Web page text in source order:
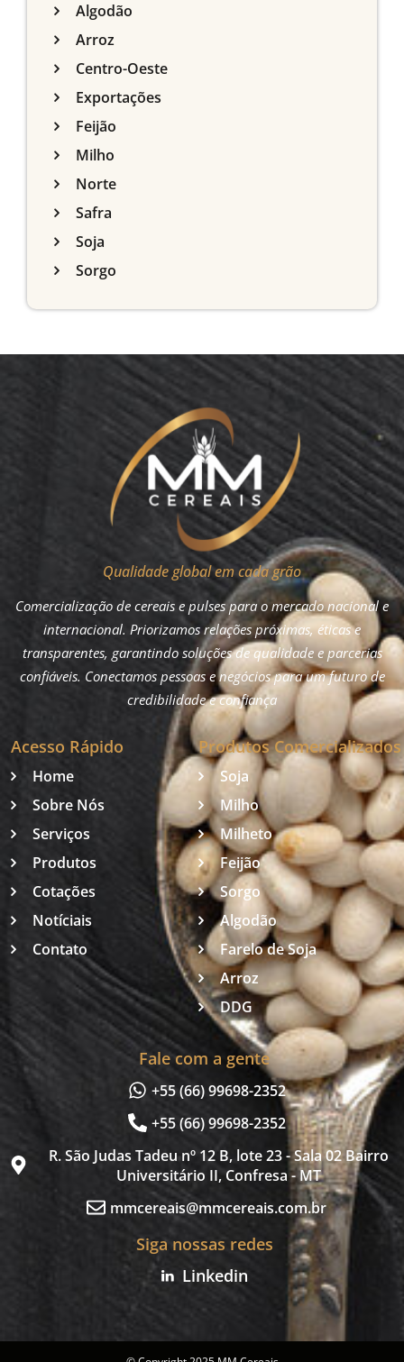
Algodão
Arroz
Centro-Oeste
Exportações
Feijão
Milho
Norte
Safra
Soja
Sorgo
Qualidade global em cada grão
Comercialização de cereais e pulses para o mercado nacional e
internacional. Priorizamos relações próximas, éticas e
transparentes, garantindo soluções de qualidade e parcerias
confiáveis. Conectamos pessoas e negócios para um futuro de
credibilidade e confiança
Acesso Rápido
Home
Sobre Nós
Serviços
Produtos
Cotações
Notíciais
Contato
Produtos Comercializados
Soja
Milho
Milheto
Feijão
Sorgo
Algodão
Farelo de Soja
Arroz
DDG
Fale com a gente
+55 (66) 99698-2352
+55 (66) 99698-2352
R. São Judas Tadeu nº 12 B, lote 23 - Sala 02 Bairro
Universitário II, Confresa - MT
mmcereais@mmcereais.com.br
Siga nossas redes
Linkedin